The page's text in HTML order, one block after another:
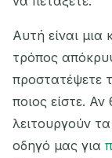
Αυτή είναι μια
τρόπος
προστατέψετε
ποιος είστε.
λειτουργούν
οδηγό μας για